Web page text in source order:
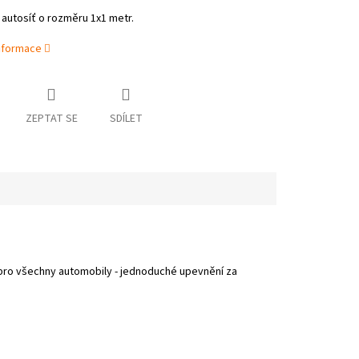
o rozměru 1x1 metr.
ZEPTAT SE SDÍLET
všechny automobily - jednoduché upevnění za